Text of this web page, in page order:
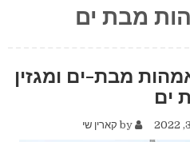
מבת ים
מבת-ים ומגזין
ים
קארין שי